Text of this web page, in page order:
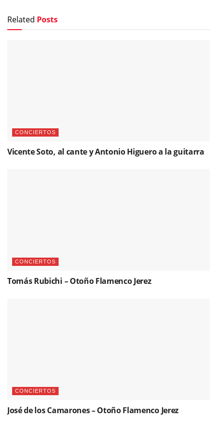
Related Posts
CONCIERTOS
Vicente Soto, al cante y Antonio Higuero a la guitarra
CONCIERTOS
Tomás Rubichi – Otoño Flamenco Jerez
CONCIERTOS
José de los Camarones – Otoño Flamenco Jerez